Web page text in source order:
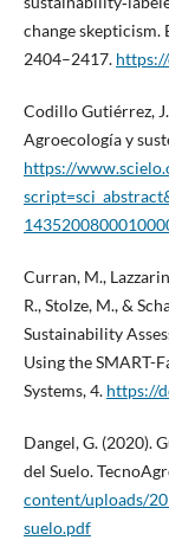
change skepticism.
2404–2417.
Codillo Gutiérrez, J.
Agroecología y
https://
Curran, M.,
R., Stolze, M., &
Sustainability
Using the SMART-
Systems, 4. https://
Dangel, G. (2020).
del Suelo.
content/uploads/
suelo.pdf